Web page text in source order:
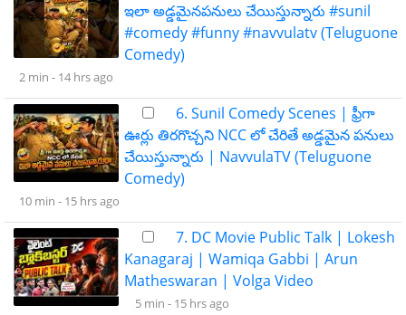
ఇలా అడ్డమైనపనులు చేయిస్తున్నారు #sunil
#comedy #funny #navvulatv (Teluguone
Comedy)
2 min - 14 hrs ago
6. Sunil Comedy Scenes | ఫ్రీగా
ఊర్లు తిరగొచ్చని NCC లో చేరితే అడ్డమైన పనులు
చేయిస్తున్నారు | NavvulaTV (Teluguone
Comedy)
10 min - 15 hrs ago
7. DC Movie Public Talk | Lokesh
Kanagaraj | Wamiqa Gabbi | Arun
Matheswaran | Volga Video
5 min - 15 hrs ago